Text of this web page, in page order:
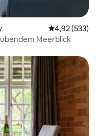
4,92 (533)
Meerblick